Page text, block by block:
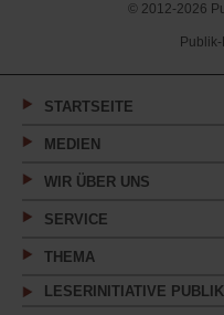
© 2012-2026
STARTSEITE
MEDIEN
WIR ÜBER UNS
SERVICE
THEMA
LESERINITIATIVE